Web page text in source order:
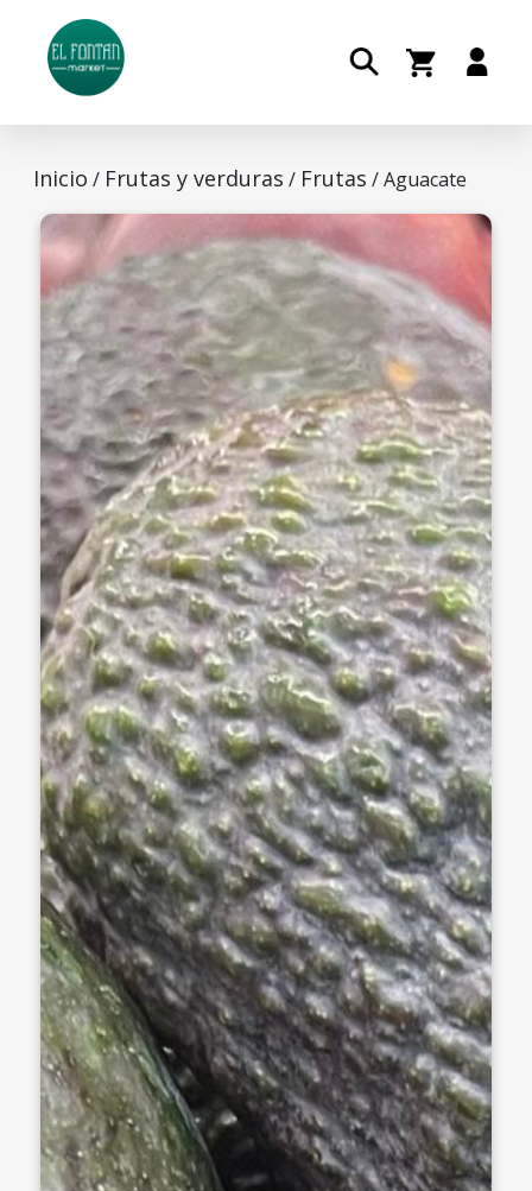
Inicio / Frutas y verduras / Frutas / Aguacate